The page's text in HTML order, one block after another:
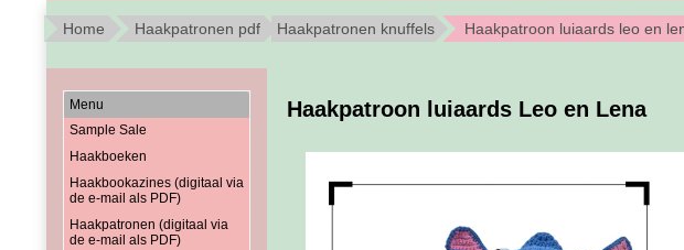
Home Haakpatronen pdf Haakpatronen knuffels Haakpatroon luiaards leo en
Menu
Sample Sale
Haakboeken
Haakbookazines (digitaal via
de e-mail als PDF)
Haakpatronen (digitaal via
de e-mail als PDF)
Haakpatroon luiaards Leo en Lena